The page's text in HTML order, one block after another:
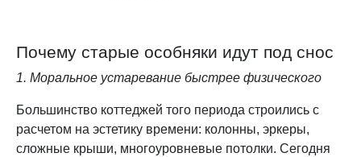
Почему старые особняки идут под снос
1. Моральное устаревание быстрее физического
Большинство коттеджей того периода строились с
расчетом на эстетику времени: колонны, эркеры,
сложные крыши, многоуровневые потолки. Сегодня